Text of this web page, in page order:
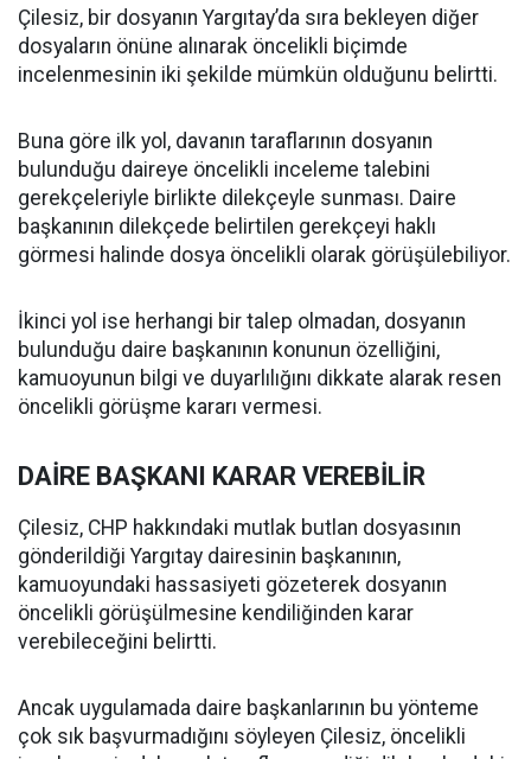
Çilesiz, bir dosyanın Yargıtay’da sıra bekleyen diğer
dosyaların önüne alınarak öncelikli biçimde
incelenmesinin iki şekilde mümkün olduğunu belirtti.
Buna göre ilk yol, davanın taraflarının dosyanın
bulunduğu daireye öncelikli inceleme talebini
gerekçeleriyle birlikte dilekçeyle sunması. Daire
başkanının dilekçede belirtilen gerekçeyi haklı
görmesi halinde dosya öncelikli olarak görüşülebiliyor.
İkinci yol ise herhangi bir talep olmadan, dosyanın
bulunduğu daire başkanının konunun özelliğini,
kamuoyunun bilgi ve duyarlılığını dikkate alarak resen
öncelikli görüşme kararı vermesi.
DAİRE BAŞKANI KARAR VEREBİLİR
Çilesiz, CHP hakkındaki mutlak butlan dosyasının
gönderildiği Yargıtay dairesinin başkanının,
kamuoyundaki hassasiyeti gözeterek dosyanın
öncelikli görüşülmesine kendiliğinden karar
verebileceğini belirtti.
Ancak uygulamada daire başkanlarının bu yönteme
çok sık başvurmadığını söyleyen Çilesiz, öncelikli